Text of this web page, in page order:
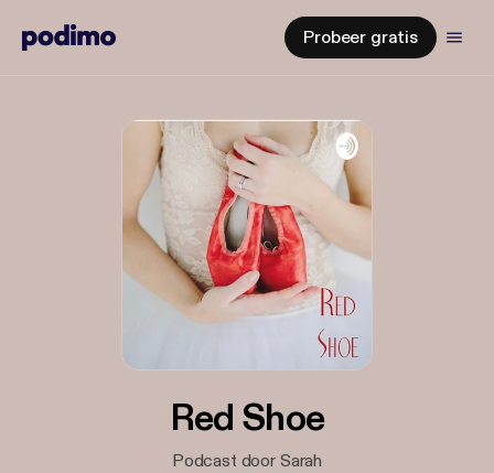
Probeer gratis
Red Shoe
Podcast door Sarah